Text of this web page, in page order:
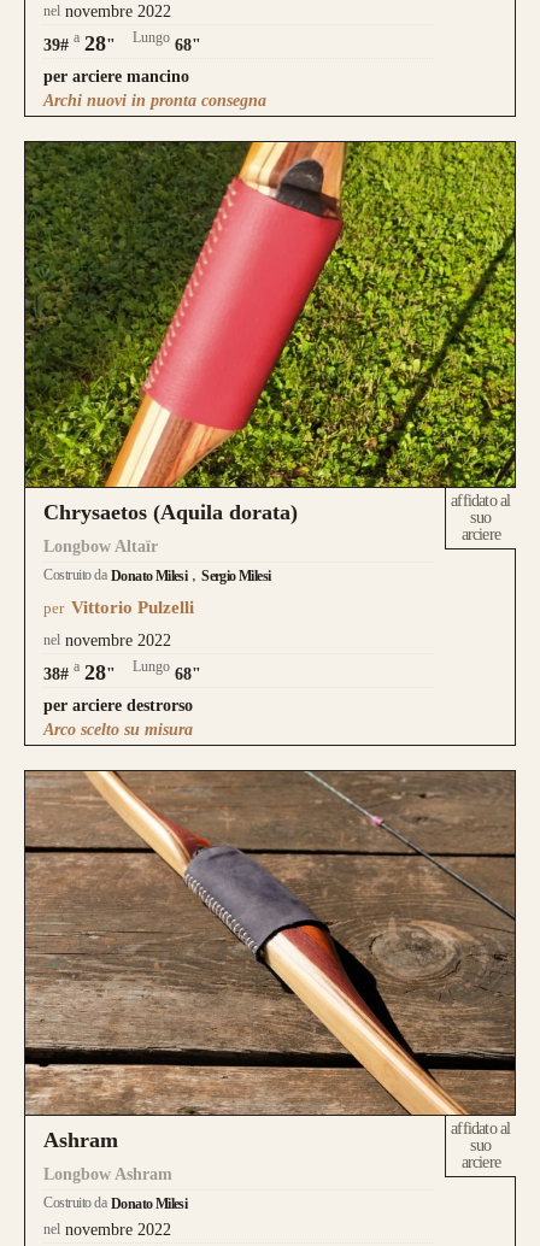
nel novembre 2022
39# a 28" Lungo 68"
per arciere mancino
Archi nuovi in pronta consegna
Chrysaetos (Aquila dorata)
Longbow Altaïr
Costruito da Donato Milesi Sergio Milesi
per Vittorio Pulzelli
nel novembre 2022
38# a 28" Lungo 68"
per arciere destrorso
affidato al
suo
arciere
Arco scelto su misura
Ashram
Longbow Ashram
Costruito da Donato Milesi
nel novembre 2022
affidato al
suo
arciere